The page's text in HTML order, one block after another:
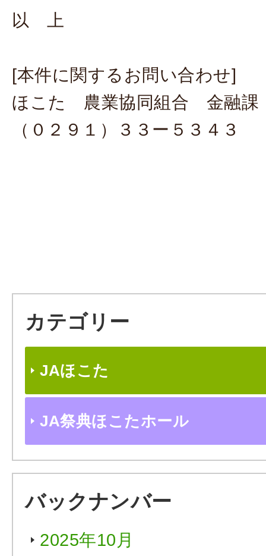
以 上
[本件に関するお問い合わせ]
ほこた 農業協同組合 金融課
（０２９１）３３ー５３４３
カテゴリー
JAほこた
JA祭典ほこたホール
バックナンバー
2025年10月